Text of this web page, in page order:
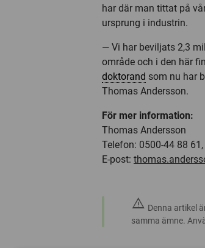
har där man tittat på
ursprung i industrin.
— Vi har beviljats 2,3
område och i den här
doktorand som nu har
Thomas Andersson.
För mer information:
Thomas Andersson
Telefon: 0500-44 88
E-post:
warning Denna artikel
samma ämne.